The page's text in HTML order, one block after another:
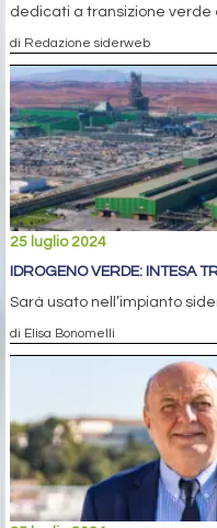
dedicati a transizione verde
di Redazione siderweb
25 luglio 2024
IDROGENO VERDE: INTESA
Sarà usato nell’impianto
di Elisa Bonomelli